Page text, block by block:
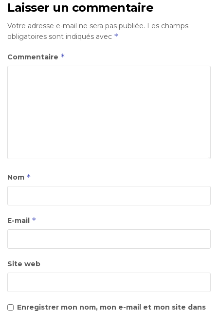
Laisser un commentaire
Votre adresse e-mail ne sera pas publiée. Les champs
obligatoires sont indiqués avec *
Commentaire *
Nom *
E-mail *
Site web
Enregistrer mon nom, mon e-mail et mon site dans